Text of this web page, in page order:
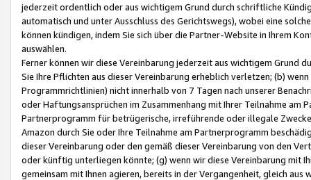
jederzeit ordentlich oder aus wichtigem Grund durch schriftliche
automatisch und unter Ausschluss des Gerichtswegs), wobei eine
können kündigen, indem Sie sich über die Partner-Website in Ihrem
auswählen.
Ferner können wir diese Vereinbarung jederzeit aus wichtigem Grund
Sie Ihre Pflichten aus dieser Vereinbarung erheblich verletzen; (b)
Programmrichtlinien) nicht innerhalb von 7 Tagen nach unserer
oder Haftungsansprüchen im Zusammenhang mit Ihrer Teilnahme am
Partnerprogramm für betrügerische, irreführende oder illegale
Amazon durch Sie oder Ihre Teilnahme am Partnerprogramm
dieser Vereinbarung oder den gemäß dieser Vereinbarung von den
oder künftig unterliegen könnte; (g) wenn wir diese Vereinbarung mit
gemeinsam mit Ihnen agieren, bereits in der Vergangenheit, gleich